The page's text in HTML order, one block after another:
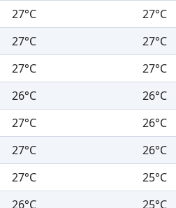
27°C
27°C
27°C
27°C
27°C
27°C
26°C
26°C
27°C
26°C
27°C
26°C
27°C
25°C
26°C
25°C